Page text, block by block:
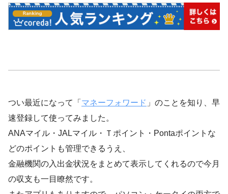
つい最近になって「 マネーフォワード 」のことを知り、早
速登録して使ってみました。
ANAマイル・JALマイル・Ｔポイント・Pontaポイントな
どのポイントも管理できるうえ、
金融機関の入出金状況をまとめて表示してくれるので今月
の収支も一目瞭然です。